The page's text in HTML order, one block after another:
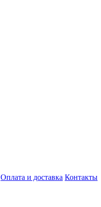
Оплата и доставка Контакты